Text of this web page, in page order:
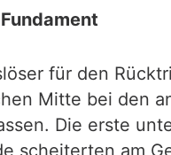
für den
Mitte bei den
Die erste
scheiterten am